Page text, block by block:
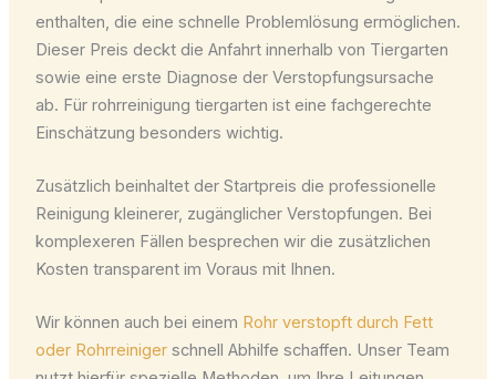
enthalten, die eine schnelle Problemlösung ermöglichen.
Dieser Preis deckt die Anfahrt innerhalb von Tiergarten
sowie eine erste Diagnose der Verstopfungsursache
ab. Für rohrreinigung tiergarten ist eine fachgerechte
Einschätzung besonders wichtig.
Zusätzlich beinhaltet der Startpreis die professionelle
Reinigung kleinerer, zugänglicher Verstopfungen. Bei
komplexeren Fällen besprechen wir die zusätzlichen
Kosten transparent im Voraus mit Ihnen.
Wir können auch bei einem Rohr verstopft durch Fett
oder Rohrreinigerschnell Abhilfe schaffen. Unser Team